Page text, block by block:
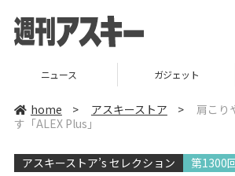
ニュース ガジェット
home > アスキーストア >
肩こり
す「ALEX Plus」
アスキーストア’s セレクション 第1300